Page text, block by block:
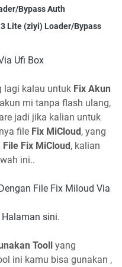
Bypass Auth
Lite (ziyi) Loader/Bypass
Ufi Box
lagi kalau untuk Fix Akun
akun mi tanpa flash ulang,
jadi jika kalian untuk
file Fix MiCloud, yang
File Fix MiCloud, kalian
ini..
File Fix Miloud Via
sini.
Tooll yang
ini kamu bisa gunakan ,